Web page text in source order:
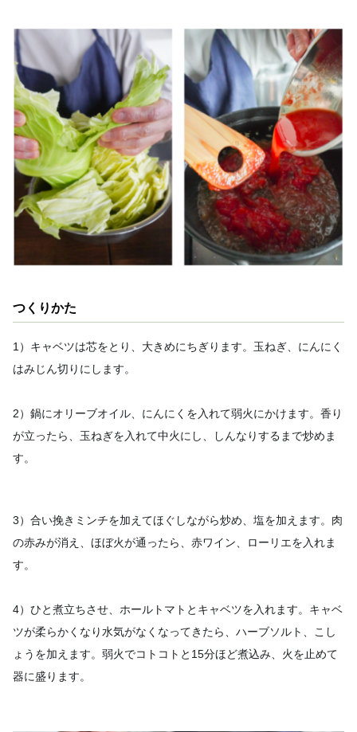
つくりかた
1）キャベツは芯をとり、大きめにちぎります。玉ねぎ、にんにく
はみじん切りにします。
2）鍋にオリーブオイル、にんにくを入れて弱火にかけます。香り
が立ったら、玉ねぎを入れて中火にし、しんなりするまで炒めま
す。
3）合い挽きミンチを加えてほぐしながら炒め、塩を加えます。肉
の赤みが消え、ほぼ火が通ったら、赤ワイン、ローリエを入れま
す。
4）ひと煮立ちさせ、ホールトマトとキャベツを入れます。キャベ
ツが柔らかくなり水気がなくなってきたら、ハーブソルト、こし
ょうを加えます。弱火でコトコトと15分ほど煮込み、火を止めて
器に盛ります。